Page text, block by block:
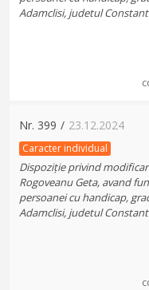
Adamclisi, judetul
Nr. 399 / 23.12.2024
Caracter individual
Dispoziție privind
Rogoveanu Geta, avand
persoanei cu handicap,
Adamclisi, judetul